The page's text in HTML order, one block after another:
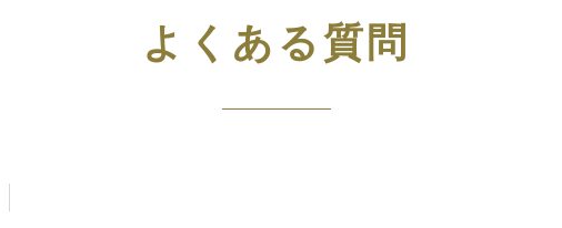
よくある質問